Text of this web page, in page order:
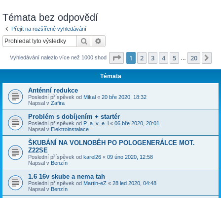
Témata bez odpovědí
Přejít na rozšířené vyhledávání
Hledat
Vyhledávání nalezlo více než 1000 shod Stránka z 20
1 2 3 4 5 20
Témata
Anténní redukce
Poslední příspěvek od Mikal « 20 bře 2020, 18:32
Napsal v Zafira
Problém s dobíjením + startér
Poslední příspěvek od P_a_v_e_l « 06 bře 2020, 20:01
Napsal v Elektroinstalace
ŠKUBÁNÍ NA VOLNOBĚH PO POLOGENERÁLCE MOT.
Z22SE
Poslední příspěvek od karel26 « 09 úno 2020, 12:58
Napsal v Benzín
1.6 16v skube a nema tah
Poslední příspěvek od Martin-eZ « 28 led 2020, 04:48
Napsal v Benzín